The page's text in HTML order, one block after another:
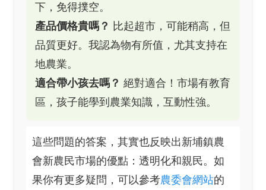
下，免得撲空。
產品價格貴嗎？ 比起超市，可能稍高，但
品質更好。我認為物有所值，尤其支持在
地農業。
適合帶小孩去嗎？ 絕對適合！市場有教育
區，孩子能學到農業知識，互動性強。
這些問題的答案，其實也反映出新埔鎮農
會新農民市場的優點：透明化和親民。如
果你有更多疑問，可以參考農委會網站的